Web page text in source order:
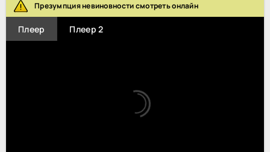
Презумпция невиновности смотреть онлайн
Плеер Плеер 2